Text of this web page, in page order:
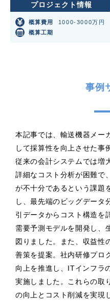
プロジェクト情報
概算費用
1000-3000万円
概算工期
事例
本記事では、輸送機器メー
して採算性を向上させた事
従来の会計システムでは増
詳細なコスト分析が困難で
が不十分であるという課題
し、最先端のビッグデータ
引データからコスト構造を
需要予測モデルを開発し、
図りました。また、収益性
善策を提案。社内研修プロ
向上を推進し、ITインフラ
実施しました。これらの取
の向上とコスト削減を実現